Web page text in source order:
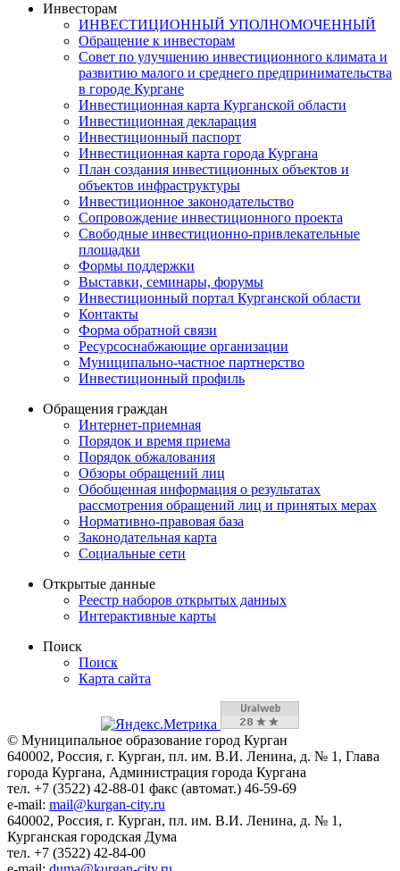
Инвесторам
ИНВЕСТИЦИОННЫЙ УПОЛНОМОЧЕННЫЙ
Обращение к инвесторам
Совет по улучшению инвестиционного климата и
развитию малого и среднего предпринимательства
в городе Кургане
Инвестиционная карта Курганской области
Инвестиционная декларация
Инвестиционный паспорт
Инвестиционная карта города Кургана
План создания инвестиционных объектов и
объектов инфраструктуры
Инвестиционное законодательство
Сопровождение инвестиционного проекта
Свободные инвестиционно-привлекательные
площадки
Формы поддержки
Выставки, семинары, форумы
Инвестиционный портал Курганской области
Контакты
Форма обратной связи
Ресурсоснабжающие организации
Муниципально-частное партнерство
Инвестиционный профиль
Обращения граждан
Интернет-приемная
Порядок и время приема
Порядок обжалования
Обзоры обращений лиц
Обобщенная информация о результатах
рассмотрения обращений лиц и принятых мерах
Нормативно-правовая база
Законодательная карта
Социальные сети
Открытые данные
Реестр наборов открытых данных
Интерактивные карты
Поиск
Поиск
Карта сайта
© Муниципальное образование город Курган
640002, Россия, г. Курган, пл. им. В.И. Ленина, д. № 1, Глава
города Кургана, Администрация города Кургана
тел. +7 (3522) 42-88-01 факс (автомат.) 46-59-69
e-mail: mail@kurgan-city.ru
640002, Россия, г. Курган, пл. им. В.И. Ленина, д. № 1,
Курганская городская Дума
тел. +7 (3522) 42-84-00